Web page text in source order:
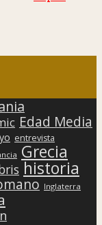
Edad Media
entrevista
Grecia
historia
Inglaterra